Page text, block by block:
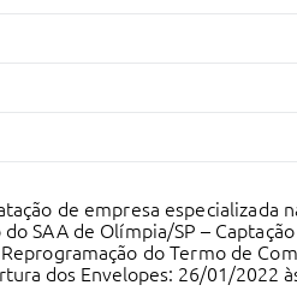
de empresa especializada
do SAA de Olímpia/SP –
Reprogramação do Termo de
dos Envelopes: 26/01/2022